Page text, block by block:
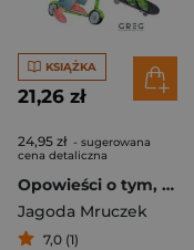
KSIĄŻKA
21,26 zł
24,95 zł - sugerowana
cena detaliczna
Opowieści o tym, co daje radość. Najmądrzejsze bajki
Jagoda Mruczek
7,0 (1)